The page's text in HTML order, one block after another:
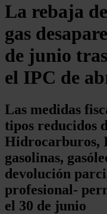
La rebaja
gas
de junio
el IPC de
Las medidas
tipos reducidos
Hidrocarburos,
gasolinas,
devolución
profesional-
el 30 de junio